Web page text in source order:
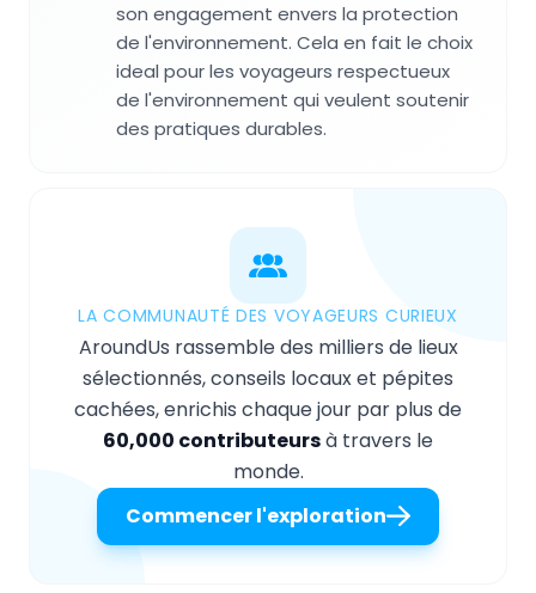
son engagement envers la protection
de l'environnement. Cela en fait le choix
ideal pour les voyageurs respectueux
de l'environnement qui veulent soutenir
des pratiques durables.
LA COMMUNAUTÉ DES VOYAGEURS CURIEUX
AroundUs rassemble des milliers de lieux
sélectionnés, conseils locaux et pépites
cachées, enrichis chaque jour par plus de
60,000 contributeursà travers le
monde.
Commencer l'exploration